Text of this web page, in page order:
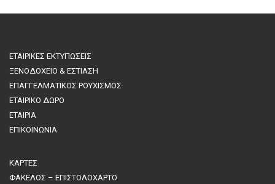
ΕΤΑΙΡΙΚΕΣ ΕΚΤΥΠΩΣΕΙΣ
ΞΕΝΟΔΟΧΕΙΟ & ΕΣΤΙΑΣΗ
ΕΠΑΓΓΕΛΜΑΤΙΚΟΣ ΡΟΥΧΙΣΜΟΣ
ΕΤΑΙΡΙΚΟ ΔΩΡΟ
ΕΤΑΙΡΙΑ
ΕΠΙΚΟΙΝΩΝΙΑ
ΚΑΡΤΕΣ
ΦΑΚΕΛΟΣ – ΕΠΙΣΤΟΛΟΧΑΡΤΟ